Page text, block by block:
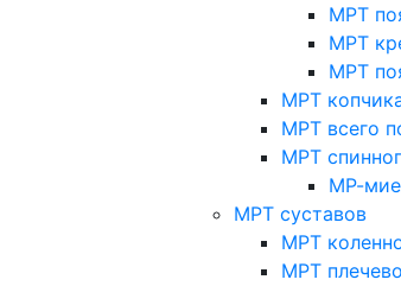
МРТ
МРТ
МРТ
МРТ
МРТ всего
МРТ
МР-
МРТ суставов
МРТ
МРТ